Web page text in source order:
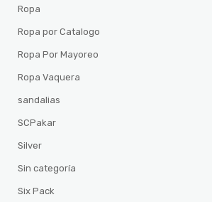
Ropa
Ropa por Catalogo
Ropa Por Mayoreo
Ropa Vaquera
sandalias
SCPakar
Silver
Sin categoría
Six Pack